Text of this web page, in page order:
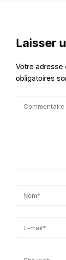
Laisser
Votre adresse
obligatoires